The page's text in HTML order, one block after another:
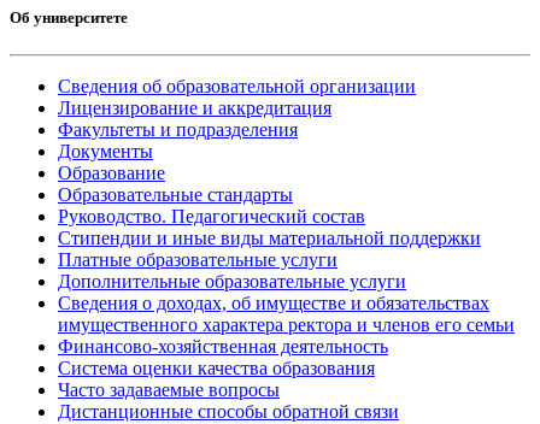
Об университете
Сведения об образовательной организации
Лицензирование и аккредитация
Факультеты и подразделения
Документы
Образование
Образовательные стандарты
Руководство. Педагогический состав
Стипендии и иные виды материальной поддержки
Платные образовательные услуги
Дополнительные образовательные услуги
Сведения о доходах, об имуществе и обязательствах
имущественного характера ректора и членов его семьи
Финансово-хозяйственная деятельность
Система оценки качества образования
Часто задаваемые вопросы
Дистанционные способы обратной связи